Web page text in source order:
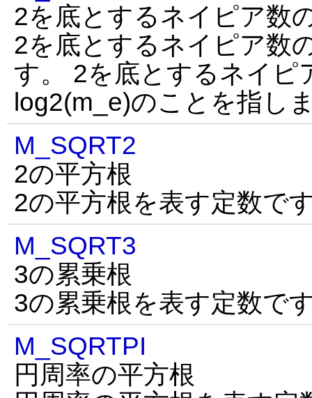
2を底とするネイピア数
2を底とするネイピア数
す。 2を底とするネイピ
log2(m_e)のことを指し
M_SQRT2
2の平方根
2の平方根を表す定数で
M_SQRT3
3の累乗根
3の累乗根を表す定数で
M_SQRTPI
円周率の平方根